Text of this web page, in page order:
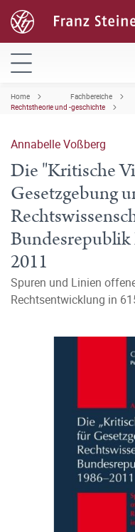
Home Fachbereiche
Rechtstheorie und -geschichte
Annabelle Voßberg
Die "Kritische
Gesetzgebung
2011
Spuren und Linien
Rechtsentwicklung in